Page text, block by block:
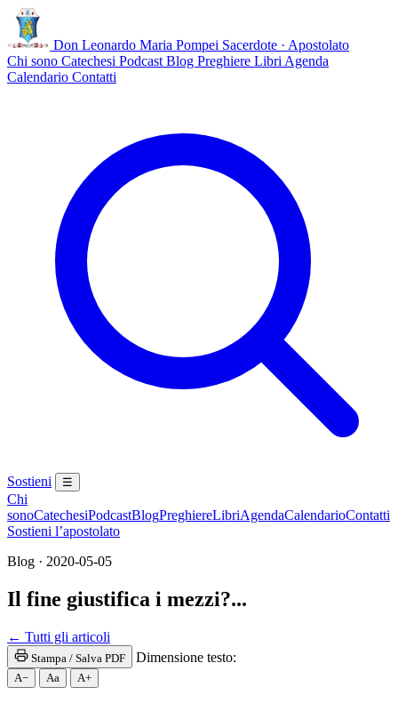
Don Leonardo Maria Pompei Sacerdote · Apostolato
Chi sono Catechesi Podcast Blog Preghiere Libri Agenda
Calendario Contatti
Sostieni ☰
Chi
sonoCatechesiPodcastBlogPreghiereLibriAgendaCalendarioContatti
Sostieni l’apostolato
Blog · 2020-05-05
Il fine giustifica i mezzi?...
← Tutti gli articoli
Stampa / Salva PDF Dimensione testo:
A− Aa A+